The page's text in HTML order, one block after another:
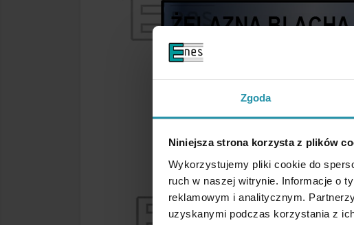
Zgoda
Niniejsza strona korzysta z plików
Wykorzystujemy pliki cookie do
ruch w naszej witrynie. Informacje o
reklamowym i analitycznym.
uzyskanymi podczas korzystania z